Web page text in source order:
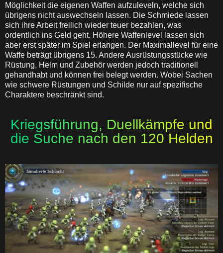
Möglichkeit die eigenen Waffen aufzuleveln, welche sich
übrigens nicht auswechseln lassen. Die Schmiede lassen
sich ihre Arbeit freilich wieder teuer bezahlen, was
ordentlich ins Geld geht. Höhere Waffenlevel lassen sich
aber erst später im Spiel erlangen. Der Maximallevel für eine
Waffe beträgt übrigens 15. Andere Ausrüstungsstücke wie
Rüstung, Helm und Zubehör werden jedoch traditionell
gehandhabt und können frei belegt werden. Wobei Sachen
wie schwere Rüstungen und Schilde nur auf spezifische
Charaktere beschränkt sind.
Kriegsführung, Duellkämpfe und
die Suche nach den 120 Helden